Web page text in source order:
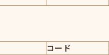
コード